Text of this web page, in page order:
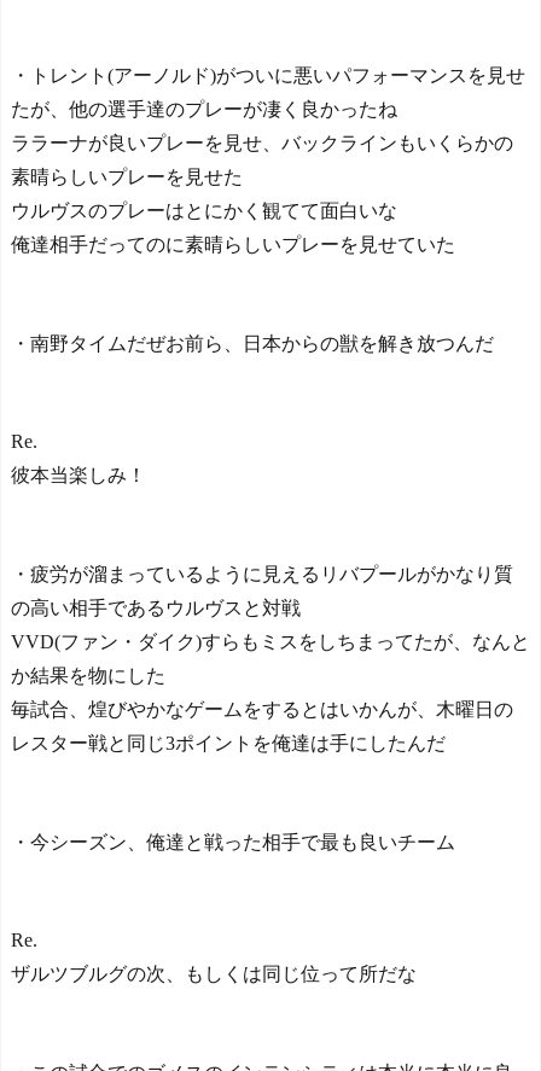
・トレント(アーノルド)がついに悪いパフォーマンスを見せ
たが、他の選手達のプレーが凄く良かったね
ララーナが良いプレーを見せ、バックラインもいくらかの
素晴らしいプレーを見せた
ウルヴスのプレーはとにかく観てて面白いな
俺達相手だってのに素晴らしいプレーを見せていた
・南野タイムだぜお前ら、日本からの獣を解き放つんだ
Re.
彼本当楽しみ！
・疲労が溜まっているように見えるリバプールがかなり質
の高い相手であるウルヴスと対戦
VVD(ファン・ダイク)すらもミスをしちまってたが、なんと
か結果を物にした
毎試合、煌びやかなゲームをするとはいかんが、木曜日の
レスター戦と同じ3ポイントを俺達は手にしたんだ
・今シーズン、俺達と戦った相手で最も良いチーム
Re.
ザルツブルグの次、もしくは同じ位って所だな